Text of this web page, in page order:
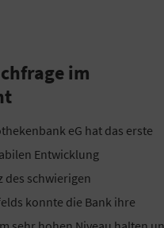
im
eG hat das erste
Entwicklung
des schwierigen
konnte die Bank ihre